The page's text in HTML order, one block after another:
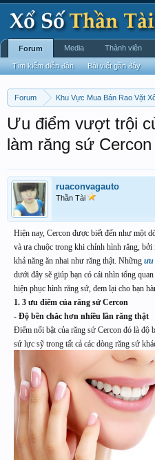
Forum Khu Vực Mua Bán Rao Vặt
Ưu điểm vượt trội
làm răng sứ Cercon
ruaconvagauto
Thần Tài
Hiện nay, Cercon được biết đến như một
và ưa chuộc trong khi chỉnh hình răng,
khả năng ăn nhai như răng thật. Những ưu
dưới đây sẽ giúp bạn có cái nhìn tổng
hiện phục hình răng sứ, đem lại cho bạn
1. 3 ưu điểm của răng sứ Cercon
- Độ bền chắc hơn nhiều lần răng thật
Điểm nổi bật của răng sứ Cercon đó là độ
sứ lực sỹ trong tất cả các dòng răng sứ
Forum
Tìm kiếm diễn đàn Bài viết gần đây
Media Thành viên